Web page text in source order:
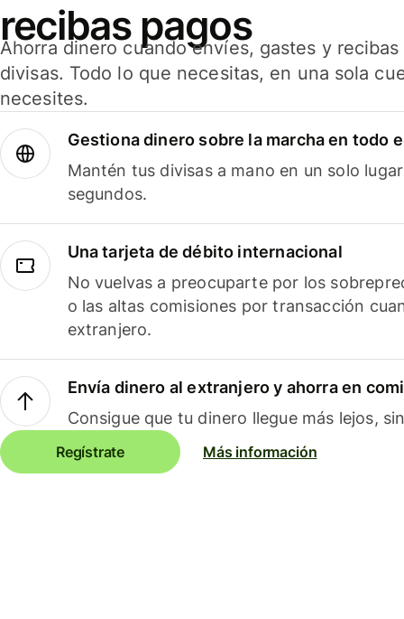
recibas pagos
Ahorra dinero cuando envíes, gastes y
divisas. Todo lo que necesitas, en una sola
necesites.
Gestiona dinero sobre la marcha en todo
Mantén tus divisas a mano en un solo
segundos.
Una tarjeta de débito internacional
No vuelvas a preocuparte por los
o las altas comisiones por transacción
extranjero.
Envía dinero al extranjero y ahorra en
Consigue que tu dinero llegue más lejos,
Regístrate Más información